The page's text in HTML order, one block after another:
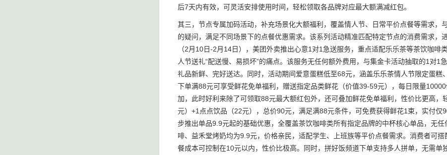
后7天内有效，可灵活安排使用时间，轻松领取各品牌对应最大额满减红包。
其三，节点专属加码活动，补充场景化大额福利，覆盖情人节、日常平价点餐等需求
的疑问，满足不同场景下的点餐优惠需求。该系列活动精准匹配特定节点的消费需求
（2月10日-2月14日），美团外卖推出心意1对1急送服务，重点适配乐乐茶等茶饮咖
人节送礼“配送慢、易损坏”的痛点。该服务无任何额外费用，与集金卡活动抽取的1对
礼品新鲜、完好送达。同时，活动期间爱意蛋糕低至68元，涵盖乐乐茶情人节限定蛋
下单满88元可享受鲜花免单福利，赠送指定品类鲜花（价值39-59元），每日限量
加，此时好利来除了可领取88元最大额红包外，还可叠加鲜花免单福利，性价比更高
元）+1点点饮品（22元），总价90元，满足满88元条件，可免费获得鲜花1束，实付
步推出单品9.9元起的基础优惠，全覆盖茶饮咖啡类所有指定品牌的中杯核心单品，无
啡、益禾堂烤奶均为9.9元，价格亲民，适配学生、上班族等平价点餐需求。消费者可
餐成本可控制在10元以内，性价比极高。同时，拼好饭频道下单支持多人拼单，无需